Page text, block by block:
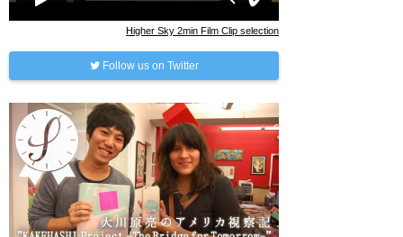
Higher Sky 2min Film Clip selection
Follow us on Twitter